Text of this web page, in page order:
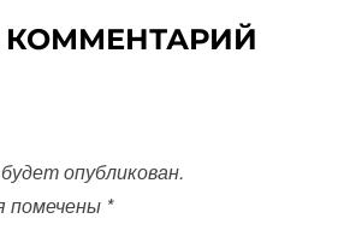
опубликован.
помечены *